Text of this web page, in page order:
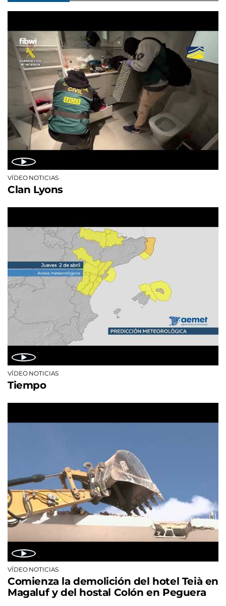
VÍDEO NOTICIAS
Clan Lyons
VÍDEO NOTICIAS
Tiempo
VÍDEO NOTICIAS
Comienza la demolición del hotel Teià en
Magaluf y del hostal Colón en Peguera